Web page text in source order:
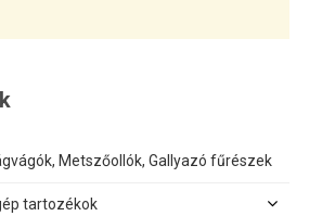
Metszőollók, Gallyazó fűrészek
tartozékok